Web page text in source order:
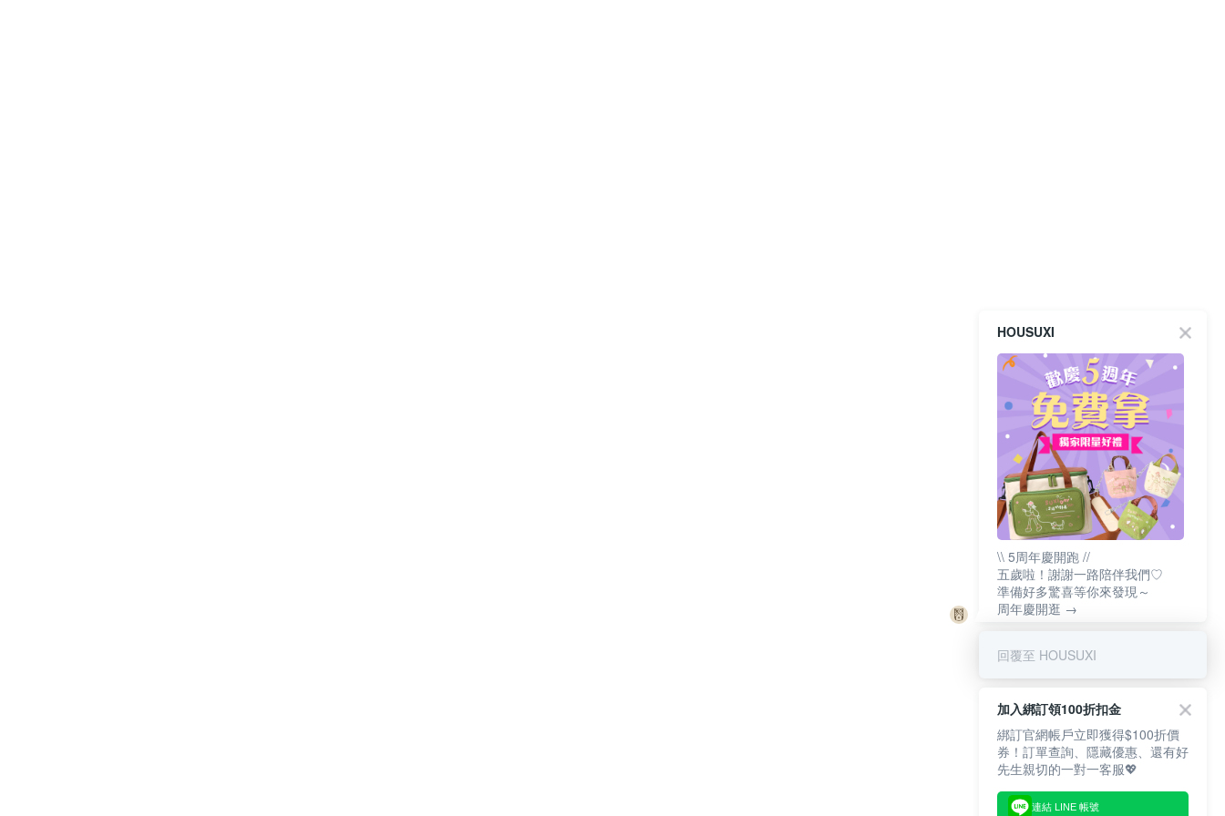
HOUSUXI
\\ 5周年慶開跑 //
五歲啦！謝謝一路陪伴我們♡
準備好多驚喜等你來發現～
周年慶開逛 →
回覆至 HOUSUXI
加入綁訂領100折扣金
綁訂官網帳戶立即獲得$100折價
券！訂單查詢、隱藏優惠、還有好
先生親切的一對一客服💖
連結 LINE 帳號